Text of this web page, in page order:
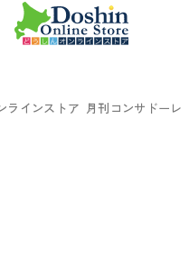
ラインストア 月刊コンサドーレ